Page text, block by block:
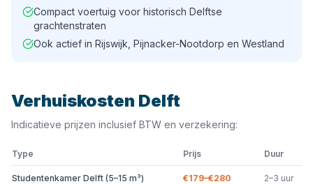
Compact voertuig voor historisch Delftse
grachtenstraten
Ook actief in Rijswijk, Pijnacker-Nootdorp en Westland
Verhuiskosten Delft
Indicatieve prijzen inclusief BTW en verzekering:
Type Prijs Duur
Studentenkamer Delft (5–15 m³) €179–€280 2–3 uur